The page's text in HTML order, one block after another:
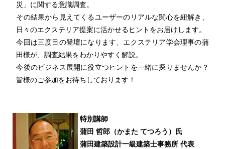
災」に関する意識調査。
その結果から見えてくるユーザーのリアルな関心を紐解き、
日々のエクステリア提案に活かせるヒントをお届けします。
今回は三度目の登壇になります、エクステリア学会理事の蒲
田様が、調査結果をわかりやすく解説。
今後のビジネス展開に役立つヒントを一緒に探りませんか？
皆様のご参加をお待ちしております！
特別講師
蒲田 哲郎（かまた てつろう）氏
蒲田建築設計一級建築士事務所 代表